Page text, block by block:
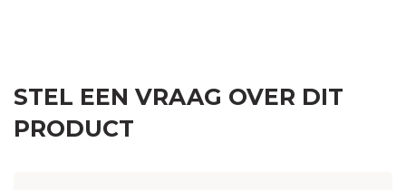
STEL EEN VRAAG OVER DIT
PRODUCT